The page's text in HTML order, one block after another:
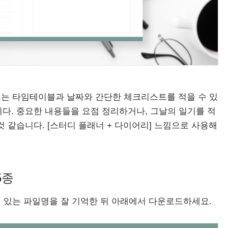
타임테이블과 날짜와 간단한 체크리스트를 적을 수 있
. 중요한 내용들을 요점 정리하거나, 그날의 일기를 적
같습니다. [스터디 플래너 + 다이어리] 느낌으로 사용해
는 파일명을 잘 기억한 뒤 아래에서 다운로드하세요.